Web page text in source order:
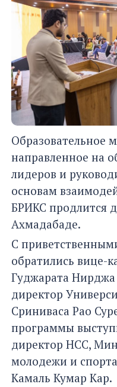
Образовательное
направленное на
лидеров и
основам
БРИКС продлится
Ахмадабаде.
С
обратились вице-
Гуджарата
директор
Сриниваса Рао
программы
директор НСС,
молодежи и
Камаль Кумар Кар.